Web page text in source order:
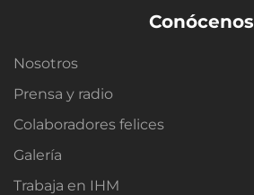
Conócenos
Nosotros
Prensa y radio
Colaboradores felices
Galería
Trabaja en IHM